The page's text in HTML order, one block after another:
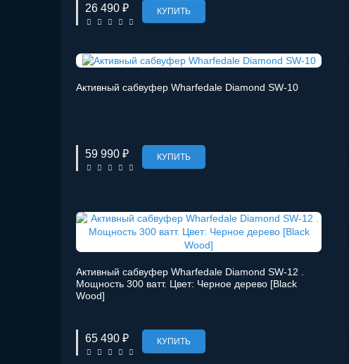
26 490 ₽ КУПИТЬ
Активный сабвуфер Wharfedale Diamond SW-10
59 990 ₽ КУПИТЬ
Активный сабвуфер Wharfedale Diamond SW-12 .
Мощность 300 ватт. Цвет: Черное дерево [Black
Wood]
65 490 ₽ КУПИТЬ